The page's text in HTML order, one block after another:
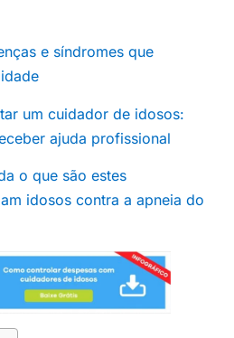
e síndromes que
um cuidador de idosos:
ajuda profissional
o que são estes
idosos contra a apneia do